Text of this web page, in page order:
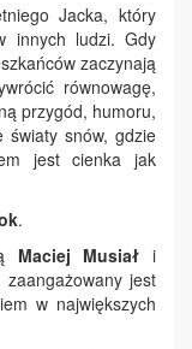
Jacka, który
innych ludzi. Gdy
zaczynają
równowagę,
przygód, humoru,
światy snów, gdzie
jest cienka jak
.
Maciej Musiał i
jest
w największych